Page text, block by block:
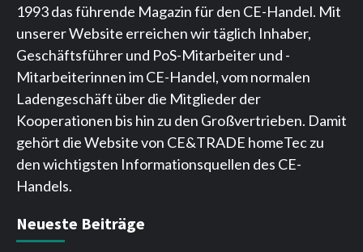
1993 das führende Magazin für den CE-Handel. Mit
unserer Website erreichen wir täglich Inhaber,
Geschäftsführer und PoS-Mitarbeiter und -
Mitarbeiterinnen im CE-Handel, vom normalen
Ladengeschäft über die Mitglieder der
Kooperationen bis hin zu den Großvertrieben. Damit
gehört die Website von CE&TRADE homeTec zu
den wichtigsten Informationsquellen des CE-
Handels.
Neueste Beiträge